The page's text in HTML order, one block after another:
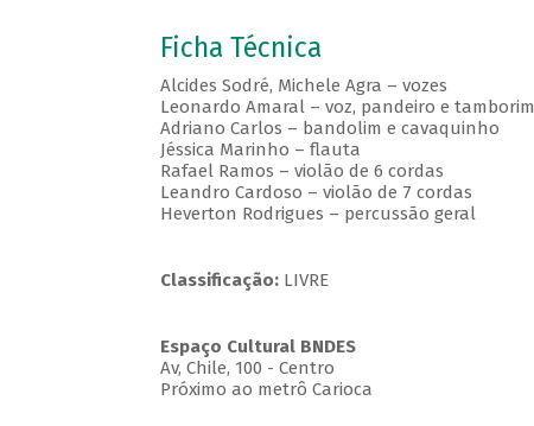
Ficha Técnica
Alcides Sodré, Michele Agra – vozes
Leonardo Amaral – voz, pandeiro e tamborim
Adriano Carlos – bandolim e cavaquinho
Jéssica Marinho – flauta
Rafael Ramos – violão de 6 cordas
Leandro Cardoso – violão de 7 cordas
Heverton Rodrigues – percussão geral
Classificação: LIVRE
Espaço Cultural BNDES
Av, Chile, 100 - Centro
Próximo ao metrô Carioca